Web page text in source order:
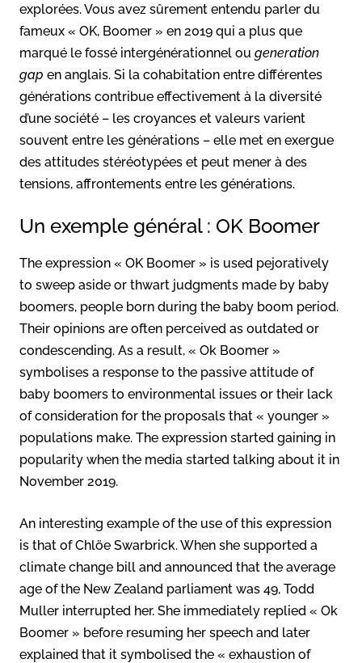
explorées. Vous avez sûrement entendu parler du
fameux « OK, Boomer » en 2019 qui a plus que
marqué le fossé intergénérationnel ou generation
gap en anglais. Si la cohabitation entre différentes
générations contribue effectivement à la diversité
d’une société – les croyances et valeurs varient
souvent entre les générations – elle met en exergue
des attitudes stéréotypées et peut mener à des
tensions, affrontements entre les générations.
Un exemple général : OK Boomer
The expression « OK Boomer » is used pejoratively
to sweep aside or thwart judgments made by baby
boomers, people born during the baby boom period.
Their opinions are often perceived as outdated or
condescending. As a result, « Ok Boomer »
symbolises a response to the passive attitude of
baby boomers to environmental issues or their lack
of consideration for the proposals that « younger »
populations make. The expression started gaining in
popularity when the media started talking about it in
November 2019.
An interesting example of the use of this expression
is that of Chlöe Swarbrick. When she supported a
climate change bill and announced that the average
age of the New Zealand parliament was 49, Todd
Muller interrupted her. She immediately replied « Ok
Boomer » before resuming her speech and later
explained that it symbolised the « exhaustion of